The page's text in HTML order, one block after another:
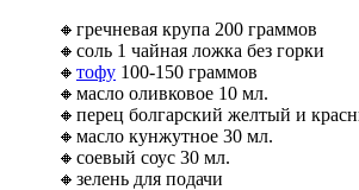
🔸гречневая крупа 200 граммов
🔸соль 1 чайная ложка без горки
🔸 тофу 100-150 граммов
🔸масло оливковое 10 мл.
🔸перец болгарский желтый и
🔸масло кунжутное 30 мл.
🔸соевый соус 30 мл.
🔸зелень для подачи